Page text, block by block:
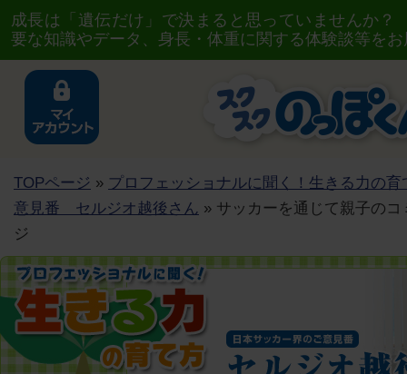
成長は「遺伝だけ」で決まると思っていませんか
要な知識やデータ、身長・体重に関する体験談等を
TOPページ » プロフェッショナルに聞く！生きる力の育
意見番 セルジオ越後さん » サッカーを通じて親子の
ジ